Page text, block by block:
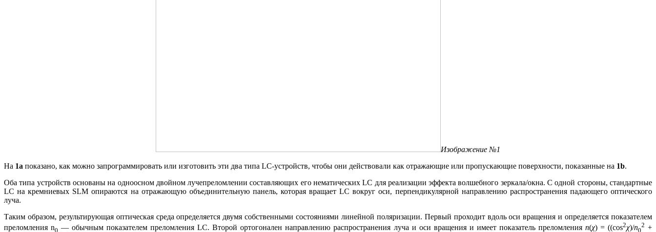
Изображение №1
На 1a показано, как можно запрограммировать или изготовить эти два типа LC-устройств, чтобы они действовали как отражающие или пропускающие поверхности, показанные на 1b.
Оба типа устройств основаны на одноосном двойном лучепреломлении составляющих его нематических LC для реализации эффекта волшебного зеркала/окна. С одной стороны, стандартные
LC на кремниевых SLM опираются на отражающую объединительную панель, которая вращает LC вокруг оси, перпендикулярной направлению распространения падающего оптического
луча.
Таким образом, результирующая оптическая среда определяется двумя собственными состояниями линейной поляризации. Первый проходит вдоль оси вращения и определяется показателем
преломления n0 — обычным показателем преломления LC. Второй ортогонален направлению распространения луча и оси вращения и имеет показатель преломления n(χ) = ((cos2χ)/n0
2 +